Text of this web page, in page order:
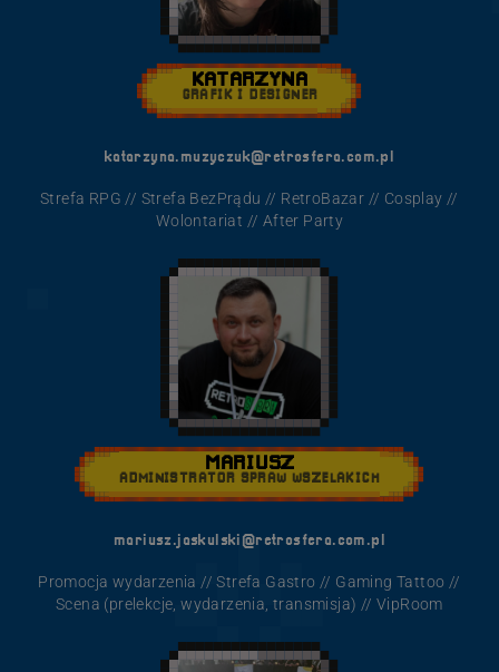
KATARZYNA
GRAFIK I DESIGNER
katarzyna.muzyczuk@retrosfera.com.pl
Strefa RPG // Strefa BezPrądu // RetroBazar // Cosplay //
Wolontariat // After Party
MARIUSZ
ADMINISTRATOR SPRAW WSZELAKICH
mariusz.jaskulski@retrosfera.com.pl
Promocja wydarzenia // Strefa Gastro // Gaming Tattoo //
Scena (prelekcje, wydarzenia, transmisja) // VipRoom